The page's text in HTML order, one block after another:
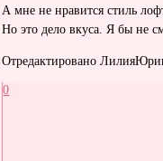
А мне не нравится стиль
Но это дело вкуса. Я бы не
Отредактировано
0